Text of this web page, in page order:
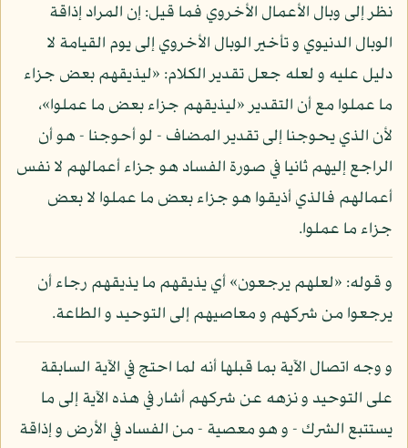
نظر إلى وبال الأعمال الأخروي فما قيل: إن المراد إذاقة
الوبال الدنيوي و تأخير الوبال الأخروي إلى يوم القيامة لا
دليل عليه و لعله جعل تقدير الكلام: «ليذيقهم بعض جزاء
ما عملوا مع أن التقدير «ليذيقهم جزاء بعض ما عملوا»،
لأن الذي يحوجنا إلى تقدير المضاف - لو أحوجنا - هو أن
الراجع إليهم ثانيا في صورة الفساد هو جزاء أعمالهم لا نفس
أعمالهم فالذي أذيقوا هو جزاء بعض ما عملوا لا بعض
جزاء ما عملوا.
و قوله: «لعلهم يرجعون» أي يذيقهم ما يذيقهم رجاء أن
يرجعوا من شركهم و معاصيهم إلى التوحيد و الطاعة.
و وجه اتصال الآية بما قبلها أنه لما احتج في الآية السابقة
على التوحيد و نزهه عن شركهم أشار في هذه الآية إلى ما
يستتبع الشرك - و هو معصية - من الفساد في الأرض و إذاقة